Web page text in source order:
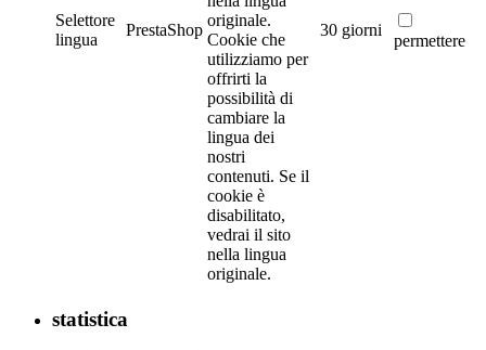
Selettore
lingua
PrestaShop
originale.
Cookie che
utilizziamo per
offrirti la
possibilità di
cambiare la
lingua dei
nostri
contenuti. Se il
cookie è
disabilitato,
vedrai il sito
nella lingua
originale.
30 giorni
permettere
statistica